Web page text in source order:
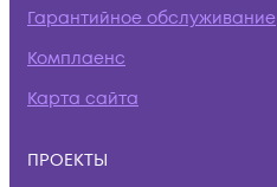
Гарантийное обслуживание
Комплаенс
Карта сайта
ПРОЕКТЫ